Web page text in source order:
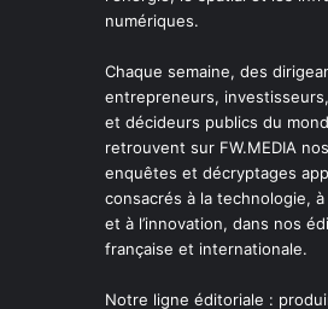
numériques.
Chaque semaine, des
entrepreneurs,
et décideurs publics du
retrouvent sur FW.MEDIA
enquêtes et décryptages
consacrés à la technologie,
et à l’innovation, dans nos
française et internationale.
Notre ligne éditoriale :